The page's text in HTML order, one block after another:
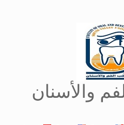
والأسنان